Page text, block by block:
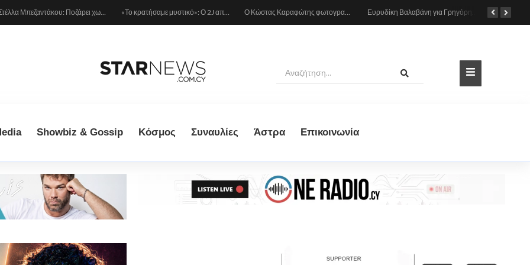
Στέλλα Μπεζαντάκου: Ποζάρει χωρίς φίλτρα και δίνει μια αποστομωτική απάντηση στις γυναίκες που την κράζουν «Το κρατήσαμε μυστικό»: Ο 2J αποκάλυψε πως έγινε πατέρας πριν από έναν μήνα (Βίντεο) Ο Κώστας Καραφώτης φωτογραφίζεται με την κόρη του
Showbiz & Gossip Κόσμος Συναυλίες Άστρα Eπικοινωνία